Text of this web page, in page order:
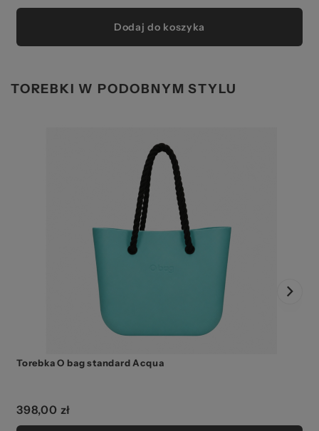
Dodaj do koszyka
TOREBKI W PODOBNYM STYLU
Torebka O bag standard Acqua
398,00 zł